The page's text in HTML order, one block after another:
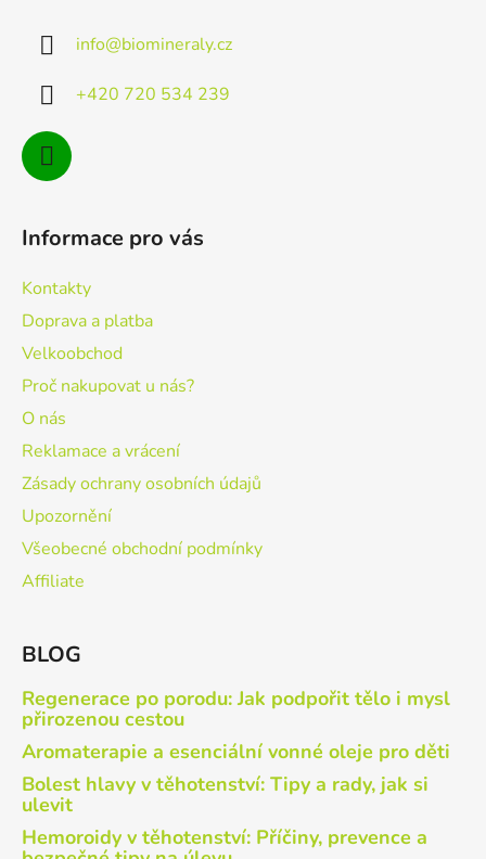
info@biomineraly.cz
+420 720 534 239
Informace pro vás
Kontakty
Doprava a platba
Velkoobchod
Proč nakupovat u nás?
O nás
Reklamace a vrácení
Zásady ochrany osobních údajů
Upozornění
Všeobecné obchodní podmínky
Affiliate
BLOG
Regenerace po porodu: Jak podpořit tělo i mysl
přirozenou cestou
Aromaterapie a esenciální vonné oleje pro děti
Bolest hlavy v těhotenství: Tipy a rady, jak si
ulevit
Hemoroidy v těhotenství: Příčiny, prevence a